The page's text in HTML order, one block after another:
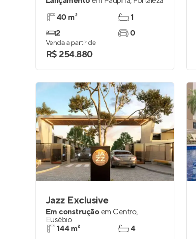
40 m²
2
1
0
Venda a partir de
R$ 254.880
Jazz Exclusive
Em construção em Centro,
Eusébio
144 m²
4